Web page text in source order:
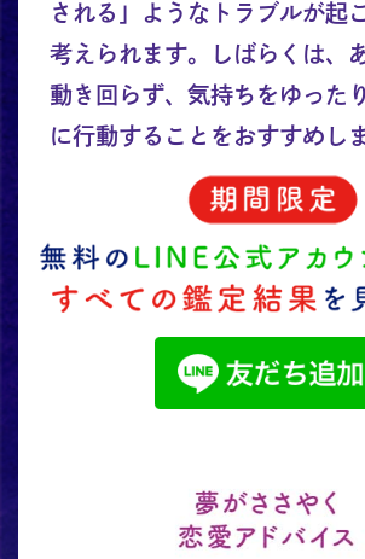
される」ようなトラブルが起
考えられます。しばらくは、
動き回らず、気持ちをゆった
に行動することをおすすめし